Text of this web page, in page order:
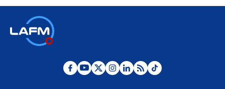
"No hubo fraude ni posibilidad de